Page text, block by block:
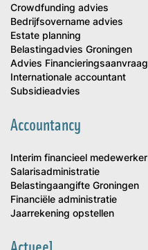
Crowdfunding advies
Bedrijfsovername advies
Estate planning
Belastingadvies Groningen
Advies Financieringsaanvraag
Internationale accountant
Subsidieadvies
Accountancy
Interim financieel medewerker
Salarisadministratie
Belastingaangifte Groningen
Financiële administratie
Jaarrekening opstellen